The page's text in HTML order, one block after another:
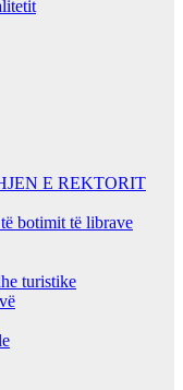
E REKTORIT
botimit të librave
turistike